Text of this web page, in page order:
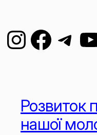
Розвиток
нашої